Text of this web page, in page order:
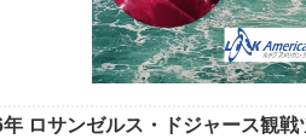
ロサンゼルス・ドジャース観戦